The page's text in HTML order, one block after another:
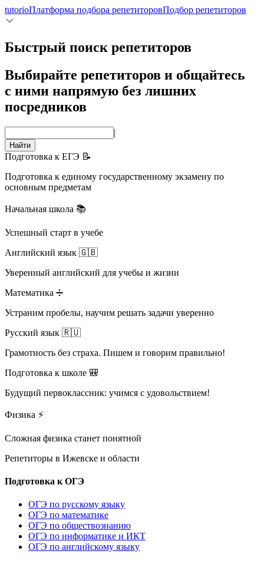
tutorioПлатформа подбора репетиторовПодбор репетиторов
Быстрый поиск репетиторов
Выбирайте репетиторов и общайтесь
с ними напрямую без лишних
посредников
|
Найти
Подготовка к ЕГЭ 📝
Подготовка к единому государственному экзамену по
основным предметам
Начальная школа 📚
Успешный старт в учебе
Английский язык 🇬🇧
Уверенный английский для учебы и жизни
Математика ➗
Устраним пробелы, научим решать задачи уверенно
Русский язык 🇷🇺
Грамотность без страха. Пишем и говорим правильно!
Подготовка к школе 🎒
Будущий первоклассник: учимся с удовольствием!
Физика ⚡
Сложная физика станет понятной
Репетиторы в Ижевске и области
Подготовка к ОГЭ
ОГЭ по русскому языку
ОГЭ по математике
ОГЭ по обществознанию
ОГЭ по информатике и ИКТ
ОГЭ по английскому языку